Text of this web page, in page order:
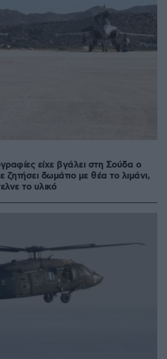
είχε βγάλει στη Σούδα ο
δωμάτιο με θέα το λιμάνι,
το υλικό